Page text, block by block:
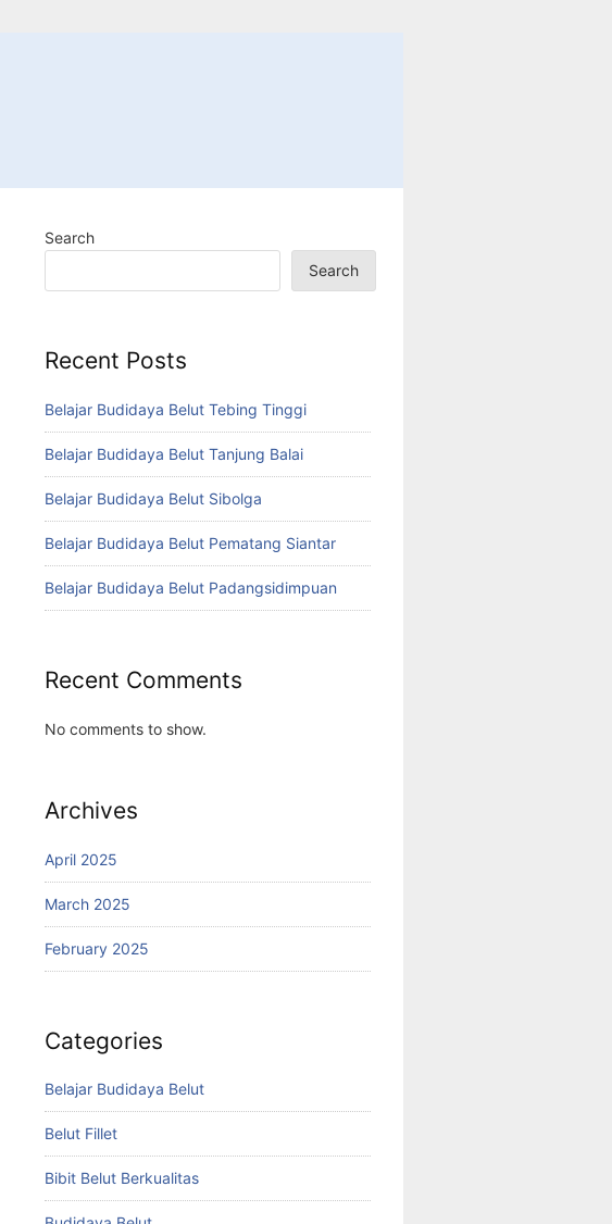
Search
Search
Recent Posts
Belajar Budidaya Belut Tebing Tinggi
Belajar Budidaya Belut Tanjung Balai
Belajar Budidaya Belut Sibolga
Belajar Budidaya Belut Pematang Siantar
Belajar Budidaya Belut Padangsidimpuan
Recent Comments
No comments to show.
Archives
April 2025
March 2025
February 2025
Categories
Belajar Budidaya Belut
Belut Fillet
Bibit Belut Berkualitas